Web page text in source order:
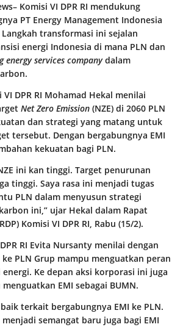
Komisi VI DPR RI mendukung
PT Energy Management Indonesia
Langkah transformasi ini sejalan
energi Indonesia di mana PLN dan
energy services companydalam
DPR RI Mohamad Hekal menilai
Net Zero Emission (NZE) di 2060 PLN
dan strategi yang matang untuk
tersebut. Dengan bergabungnya EMI
kekuatan bagi PLN.
ini kan tinggi. Target penurunan
tinggi. Saya rasa ini menjadi tugas
PLN dalam menyusun strategi
ini,” ujar Hekal dalam Rapat
Komisi VI DPR RI, Rabu (15/2).
RI Evita Nursanty menilai dengan
PLN Grup mampu menguatkan peran
Ke depan aksi korporasi ini juga
EMI sebagai BUMN.
terkait bergabungnya EMI ke PLN.
semangat baru juga bagi EMI